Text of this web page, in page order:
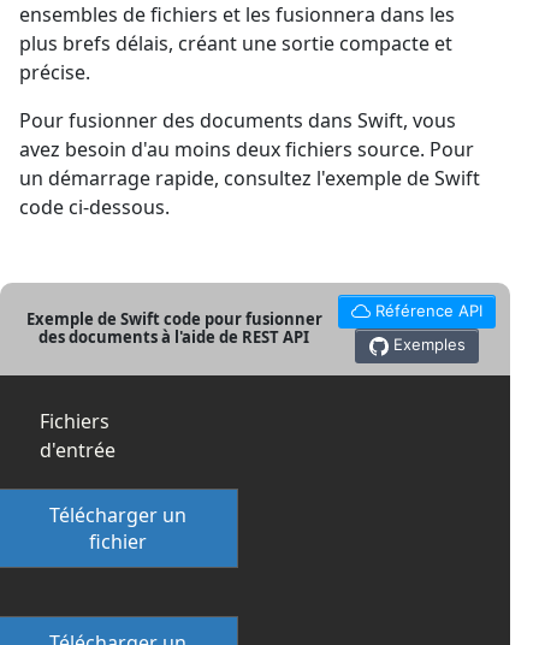
ensembles de fichiers et les fusionnera dans les
plus brefs délais, créant une sortie compacte et
précise.
Pour fusionner des documents dans Swift, vous
avez besoin d'au moins deux fichiers source. Pour
un démarrage rapide, consultez l'exemple de Swift
code ci-dessous.
Exemple de Swift code pour fusionner
des documents à l'aide de REST API
Référence API
Exemples
Fichiers
d'entrée
Télécharger un
fichier